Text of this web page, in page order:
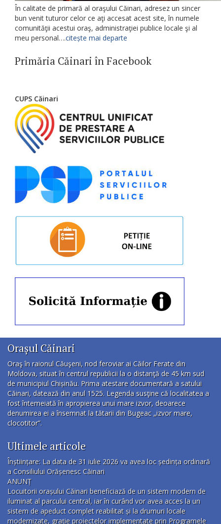
În calitate de primară al oraşului Căinari, adresez un sincer
bun venit tuturor celor ce aţi accesat acest site, în numele
comunităţii acestui oraş, administraţiei publice locale şi al
meu personal….citește mai departe
Primăria Căinari în Facebook
CUPS Căinari
Orașul Căinari
Oraş în raionul Căuşeni, nod feroviar ai Căilor Ferate din
Moldova, situat în centrul republicii la o distanţă de 45 km sud
de municipiul Chișinău. Prima atestare documentară a satului
Căinari, datează din anul 1525. Legenda susţine că localitatea a
fost întemeiată în apropierea unui mare izvor, deoarece
denumirea ei a însemnat la tătarii din Bugeac „izvor mare,
clocotitor”.
Ultimele articole
Înștiințare: La data de 31 iulie 2026 va avea loc ședința ordinară
a Consiliului Orășenesc Căinari
ANUNȚ
Locuitorii orașului Căinari beneficiază de un sistem modern de
iluminat al parcului central, iar în curând vor avea acces la un
sistem de apeduct complet reabilitat și la drumuri locale
modernizate, grație proiectelor implementate prin Programele